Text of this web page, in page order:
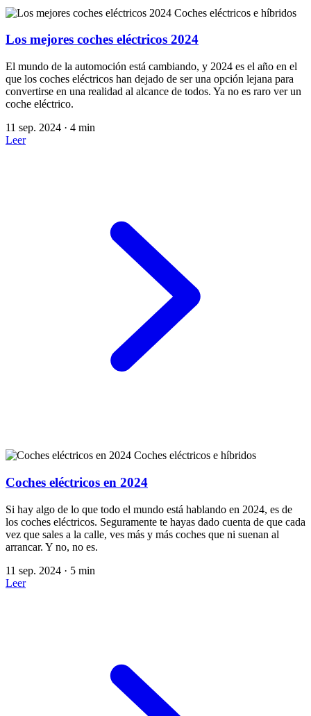
Coches eléctricos e híbridos
Los mejores coches eléctricos 2024
El mundo de la automoción está cambiando, y 2024 es el año en el
que los coches eléctricos han dejado de ser una opción lejana para
convertirse en una realidad al alcance de todos. Ya no es raro ver un
coche eléctrico.
11 sep. 2024 · 4 min
Leer
Coches eléctricos e híbridos
Coches eléctricos en 2024
Si hay algo de lo que todo el mundo está hablando en 2024, es de
los coches eléctricos. Seguramente te hayas dado cuenta de que cada
vez que sales a la calle, ves más y más coches que ni suenan al
arrancar. Y no, no es.
11 sep. 2024 · 5 min
Leer